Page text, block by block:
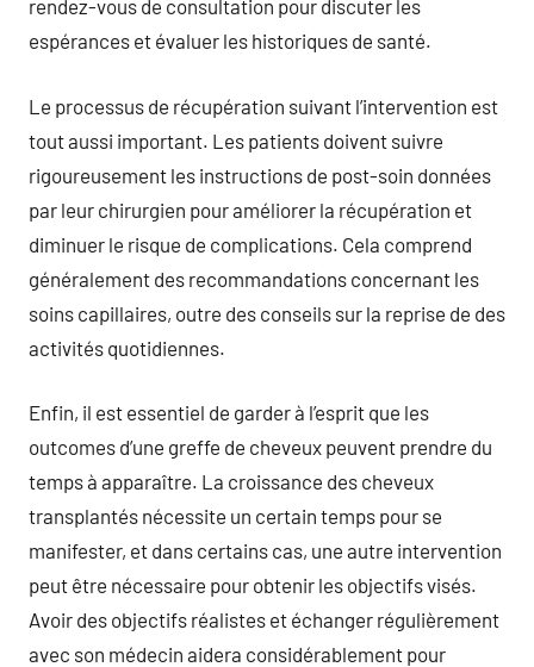
rendez-vous de consultation pour discuter les
espérances et évaluer les historiques de santé.
Le processus de récupération suivant l’intervention est
tout aussi important. Les patients doivent suivre
rigoureusement les instructions de post-soin données
par leur chirurgien pour améliorer la récupération et
diminuer le risque de complications. Cela comprend
généralement des recommandations concernant les
soins capillaires, outre des conseils sur la reprise de des
activités quotidiennes.
Enfin, il est essentiel de garder à l’esprit que les
outcomes d’une greffe de cheveux peuvent prendre du
temps à apparaître. La croissance des cheveux
transplantés nécessite un certain temps pour se
manifester, et dans certains cas, une autre intervention
peut être nécessaire pour obtenir les objectifs visés.
Avoir des objectifs réalistes et échanger régulièrement
avec son médecin aidera considérablement pour